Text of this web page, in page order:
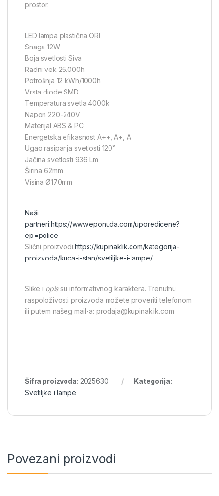
prostor.
LED lampa plastična ORI
Snaga 12W
Boja svetlosti Siva
Radni vek 25.000h
Potrošnja 12 kWh/1000h
Vrsta diode SMD
Temperatura svetla 4000k
Napon 220-240V
Materijal ABS & PC
Energetska efikasnost A++, A+, A
Ugao rasipanja svetlosti 120˚
Jačina svetlosti 936 Lm
Širina 62mm
Visina Ø170mm
Naši
partneri:https://www.eponuda.com/uporedicene?
ep=police
Slični proizvodi:https://kupinaklik.com/kategorija-
proizvoda/kuca-i-stan/svetiljke-i-lampe/
Slike i opissu informativnog karaktera. Trenutnu
raspoloživosti proizvoda možete proveriti telefonom
ili putem našeg mail-a: prodaja@kupinaklik.com
Šifra proizvoda: 2025630
Kategorija:
Svetiljke i lampe
Povezani proizvodi